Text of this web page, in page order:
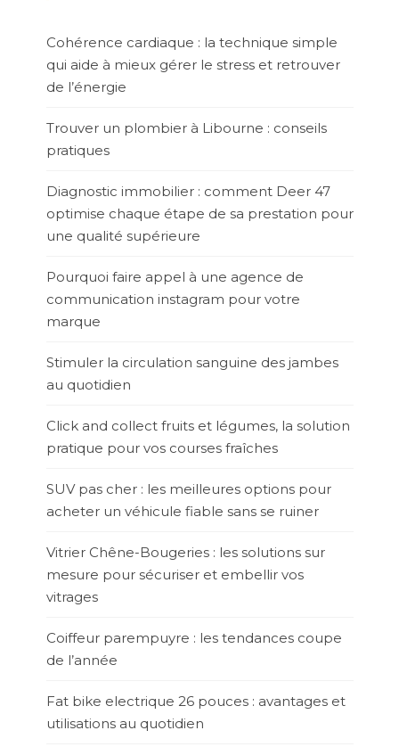
Cohérence cardiaque : la technique simple
qui aide à mieux gérer le stress et retrouver
de l’énergie
Trouver un plombier à Libourne : conseils
pratiques
Diagnostic immobilier : comment Deer 47
optimise chaque étape de sa prestation pour
une qualité supérieure
Pourquoi faire appel à une agence de
communication instagram pour votre
marque
Stimuler la circulation sanguine des jambes
au quotidien
Click and collect fruits et légumes, la solution
pratique pour vos courses fraîches
SUV pas cher : les meilleures options pour
acheter un véhicule fiable sans se ruiner
Vitrier Chêne-Bougeries : les solutions sur
mesure pour sécuriser et embellir vos
vitrages
Coiffeur parempuyre : les tendances coupe
de l’année
Fat bike electrique 26 pouces : avantages et
utilisations au quotidien